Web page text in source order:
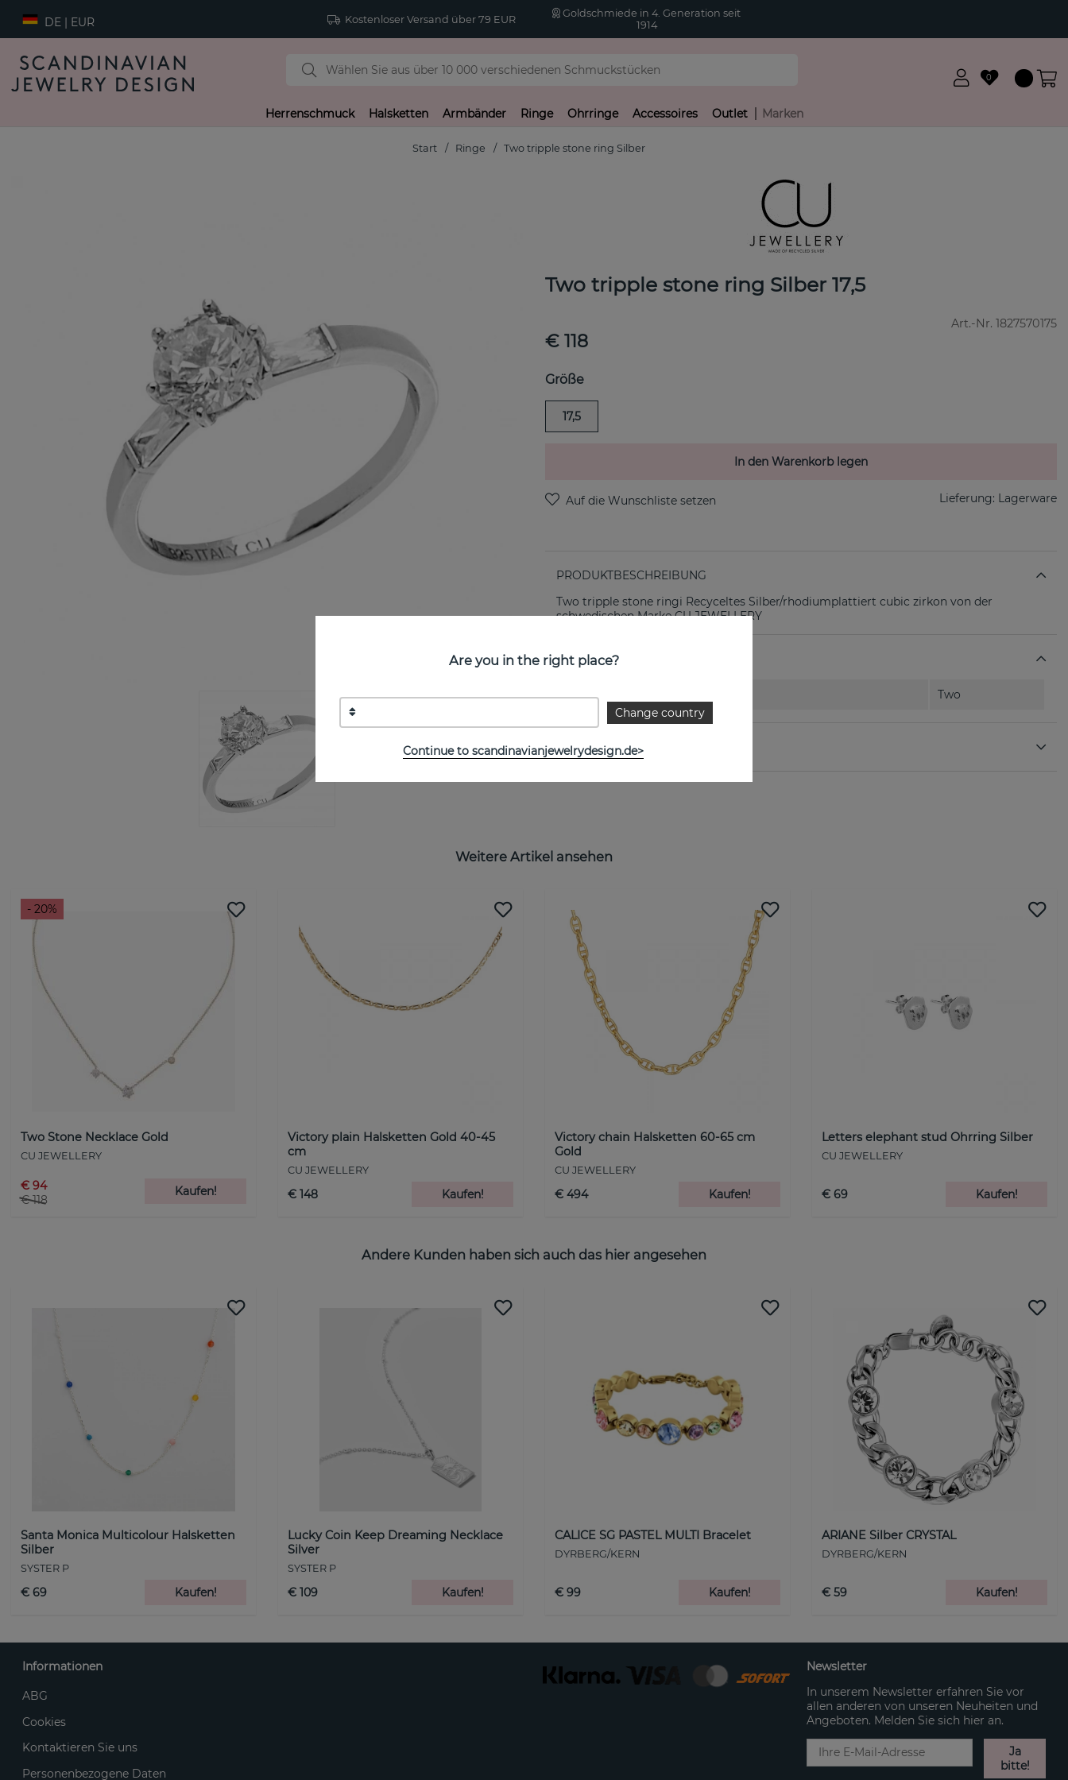
DE | EUR Kostenloser Versand über 79 EUR
Goldschmiede in 4. Generation seit
1914
0
Herrenschmuck Halsketten Armbänder Ringe Ohrringe Accessoires Outlet Marken
Start Ringe Two tripple stone ring Silber
Two tripple stone ring Silber 17,5
Art.-Nr. 1827570175
€ 118
Größe
17,5
In den Warenkorb legen
Lieferung: Lagerware
PRODUKTBESCHREIBUNG
Two tripple stone ringi Recyceltes Silber/rhodiumplattiert cubic zirkon von der
schwedischen Marke CU JEWELLERY
EIGENSCHAFTEN
Kollektion: Two
GRÖSSENTABELLE
Weitere Artikel ansehen
- 20%
Two Stone Necklace Gold
CU JEWELLERY
€ 94
€ 118
Kaufen!
Victory plain Halsketten Gold 40-45
cm
CU JEWELLERY
€ 148 Kaufen!
Victory chain Halsketten 60-65 cm
Gold
CU JEWELLERY
€ 494 Kaufen!
Letters elephant stud Ohrring Silber
CU JEWELLERY
€ 69 Kaufen!
Andere Kunden haben sich auch das hier angesehen
Santa Monica Multicolour Halsketten
Silber
SYSTER P
€ 69 Kaufen!
Lucky Coin Keep Dreaming Necklace
Silver
SYSTER P
€ 109 Kaufen!
CALICE SG PASTEL MULTI Bracelet
DYRBERG/KERN
€ 99 Kaufen!
ARIANE Silber CRYSTAL
DYRBERG/KERN
€ 59 Kaufen!
Are you in the right place?
Change country
Continue to scandinavianjewelrydesign.de>
Informationen
ABG
Cookies
Kontaktieren Sie uns
Personenbezogene Daten
Newsletter
In unserem Newsletter erfahren Sie vor
allen anderen von unseren Neuheiten und
Angeboten. Melden Sie sich hier an.
Ja
bitte!